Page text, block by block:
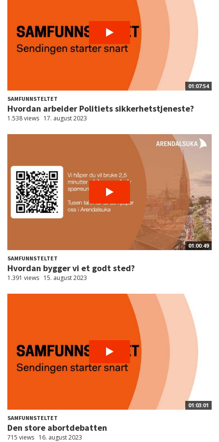
01:07:54
SAMFUNNSTELTET
Hvordan arbeider Politiets sikkerhetstjeneste?
1.538 views 17. august 2023
01:00:49
SAMFUNNSTELTET
Hvordan bygger vi et godt sted?
1.391 views 15. august 2023
01:03:01
SAMFUNNSTELTET
Den store abortdebatten
715 views 16. august 2023